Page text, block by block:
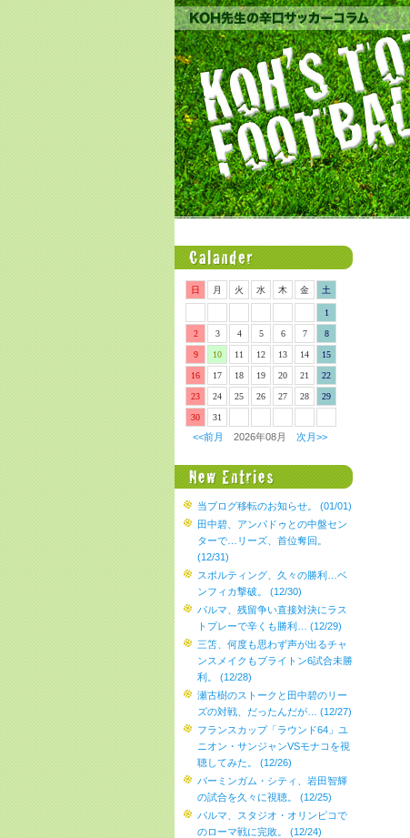
日 月 火 水 木 金 土
1
2 3 4 5 6 7 8
9 10 11 12 13 14 15
16 17 18 19 20 21 22
23 24 25 26 27 28 29
30 31
<<前月 2026年08月 次月>>
当ブログ移転のお知らせ。 (01/01)
田中碧、アンパドゥとの中盤セン
ターで…リーズ、首位奪回。
(12/31)
スポルティング、久々の勝利…ベ
ンフィカ撃破。 (12/30)
パルマ、残留争い直接対決にラス
トプレーで辛くも勝利… (12/29)
三笘、何度も思わず声が出るチャ
ンスメイクもブライトン6試合未勝
利。 (12/28)
瀬古樹のストークと田中碧のリー
ズの対戦、だったんだが… (12/27)
フランスカップ「ラウンド64」ユ
ニオン・サンジャンVSモナコを視
聴してみた。 (12/26)
バーミンガム・シティ、岩田智輝
の試合を久々に視聴。 (12/25)
パルマ、スタジオ・オリンピコで
のローマ戦に完敗。 (12/24)